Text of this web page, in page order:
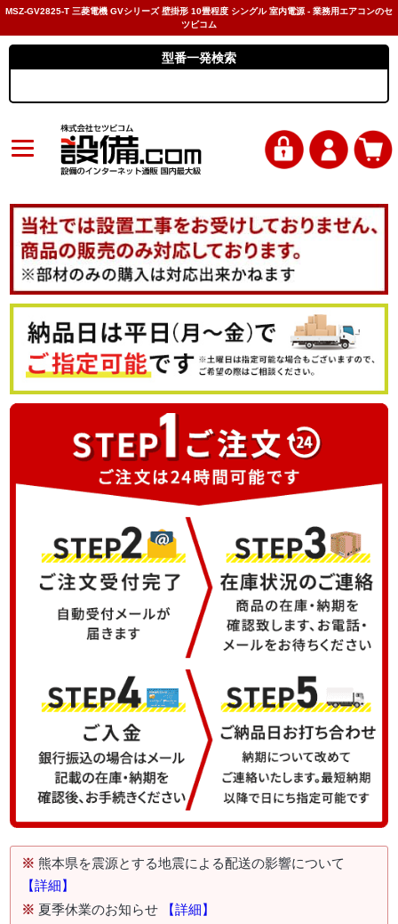
MSZ-GV2825-T 三菱電機 GVシリーズ 壁掛形 10畳程度 シングル 室内電源 - 業務用エアコンのセ
ツビコム
型番一発検索
※ 熊本県を震源とする地震による配送の影響について
【詳細】
※ 夏季休業のお知らせ
【詳細】